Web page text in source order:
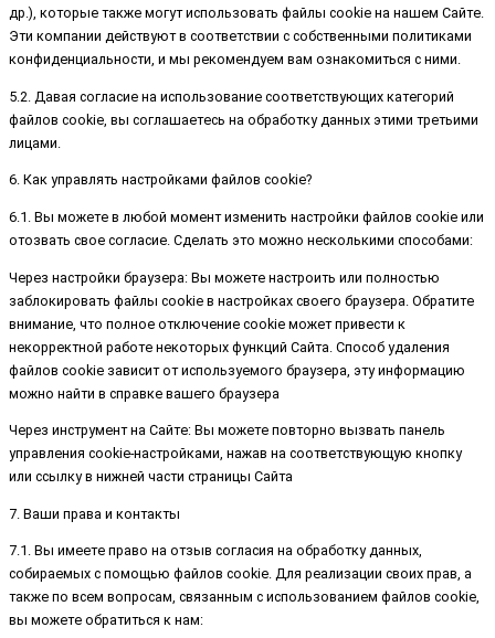
др.), которые также могут использовать файлы cookie на нашем Сайте.
Эти компании действуют в соответствии с собственными политиками
конфиденциальности, и мы рекомендуем вам ознакомиться с ними.
5.2. Давая согласие на использование соответствующих категорий
файлов cookie, вы соглашаетесь на обработку данных этими третьими
лицами.
6. Как управлять настройками файлов cookie?
6.1. Вы можете в любой момент изменить настройки файлов cookie или
отозвать свое согласие. Сделать это можно несколькими способами:
Через настройки браузера: Вы можете настроить или полностью
заблокировать файлы cookie в настройках своего браузера. Обратите
внимание, что полное отключение cookie может привести к
некорректной работе некоторых функций Сайта. Способ удаления
файлов cookie зависит от используемого браузера, эту информацию
можно найти в справке вашего браузера
Через инструмент на Сайте: Вы можете повторно вызвать панель
управления cookie-настройками, нажав на соответствующую кнопку
или ссылку в нижней части страницы Сайта
7. Ваши права и контакты
7.1. Вы имеете право на отзыв согласия на обработку данных,
собираемых с помощью файлов cookie. Для реализации своих прав, а
также по всем вопросам, связанным с использованием файлов cookie,
вы можете обратиться к нам: